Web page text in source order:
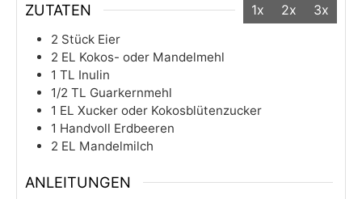
ZUTATEN 1x 2x 3x
2 Stück Eier
2 EL Kokos- oder Mandelmehl
1 TL Inulin
1/2 TL Guarkernmehl
1 EL Xucker oder Kokosblütenzucker
1 Handvoll Erdbeeren
2 EL Mandelmilch
ANLEITUNGEN